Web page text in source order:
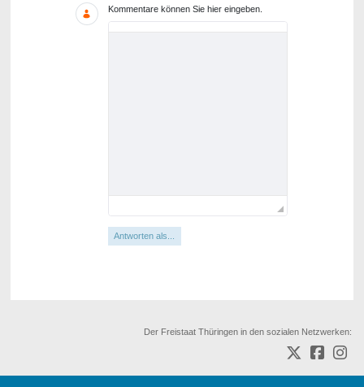
Kommentare können Sie hier eingeben.
Antworten als...
Der Freistaat Thüringen in den sozialen Netzwerken: